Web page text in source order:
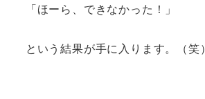
「ほーら、できなかった！」
という結果が手に入ります。（笑）